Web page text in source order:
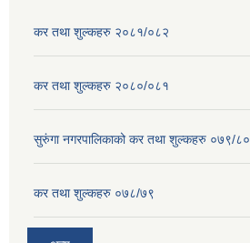
कर तथा शुल्कहरु २०८१/०८२
कर तथा शुल्कहरु २०८०/०८१
सुरुंगा नगरपालिकाको कर तथा शुल्कहरु ०७९/८०
कर तथा शुल्कहरु ०७८/७९